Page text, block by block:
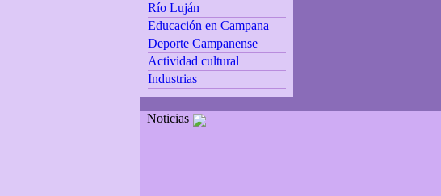
Río Luján
Educación en Campana
Deporte Campanense
Actividad cultural
Industrias
Noticias